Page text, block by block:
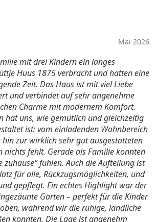
Mai 2026
mit drei Kindern ein langes
Huus 1875 verbracht und hatten eine
Zeit. Das Haus ist mit viel Liebe
und verbindet auf sehr angenehme
Charme mit modernem Komfort.
hat uns, wie gemütlich und gleichzeitig
ist: vom einladenden Wohnbereich
zur wirklich sehr gut ausgestatteten
nichts fehlt. Gerade als Familie konnten
zuhause“ fühlen. Auch die Aufteilung ist
für alle, Rückzugsmöglichkeiten, und
gepflegt. Ein echtes Highlight war der
Garten – perfekt für die Kinder
während wir die ruhige, ländliche
konnten. Die Lage ist angenehm